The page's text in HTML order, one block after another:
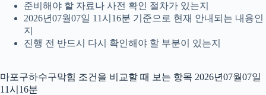
준비해야 할 자료나 사전 확인 절차가 있는지
2026년07월07일 11시16분 기준으로 현재 안내되는 내용인
지
진행 전 반드시 다시 확인해야 할 부분이 있는지
마포구하수구막힘 조건을 비교할 때 보는 항목 2026년07월07일
11시16분